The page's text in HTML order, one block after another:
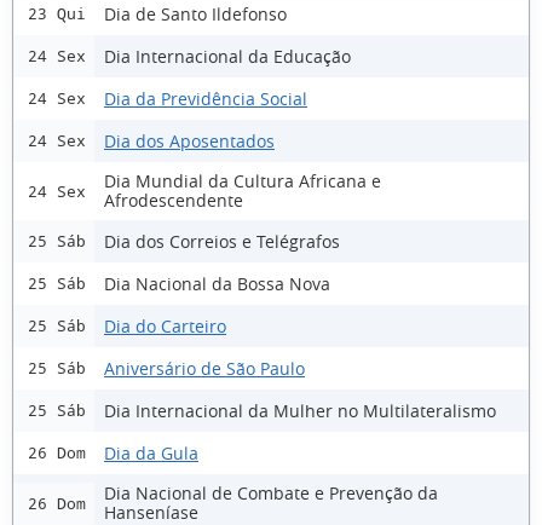
23 Qui Dia de Santo Ildefonso
24 Sex Dia Internacional da Educação
24 Sex Dia da Previdência Social
24 Sex Dia dos Aposentados
24 Sex
Dia Mundial da Cultura Africana e
Afrodescendente
25 Sáb Dia dos Correios e Telégrafos
25 Sáb Dia Nacional da Bossa Nova
25 Sáb Dia do Carteiro
25 Sáb Aniversário de São Paulo
25 Sáb Dia Internacional da Mulher no Multilateralismo
26 Dom Dia da Gula
26 Dom
Dia Nacional de Combate e Prevenção da
Hanseníase